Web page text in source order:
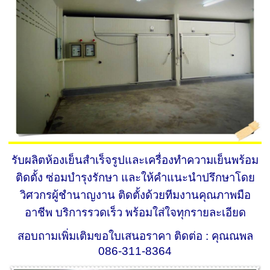
รับผลิตห้องเย็นสำเร็จรูปและเครื่องทำความเย็นพร้อม
ติดตั้ง ซ่อมบำรุงรักษา และให้คำแนะนำปรึกษาโดย
วิศวกรผู้ชำนาญงาน ติดตั้งด้วยทีมงานคุณภาพมือ
อาชีพ บริการรวดเร็ว พร้อมใส่ใจทุกรายละเอียด
สอบถามเพิ่มเติมขอใบเสนอราคา ติดต่อ : คุณณพล
086-311-8364